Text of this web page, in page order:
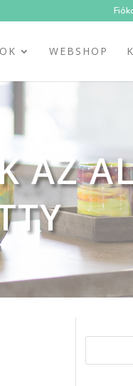
WEBSHOP
AZ